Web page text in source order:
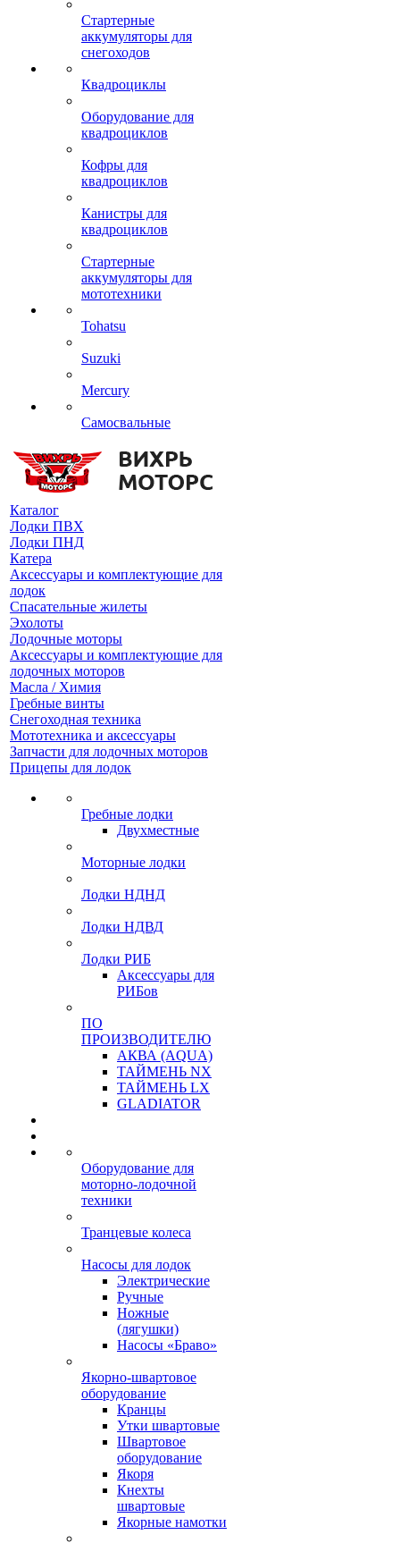
Стартерные
аккумуляторы для
снегоходов
Квадроциклы
Оборудование для
квадроциклов
Кофры для
квадроциклов
Канистры для
квадроциклов
Стартерные
аккумуляторы для
мототехники
Tohatsu
Suzuki
Mercury
Самосвальные
Каталог
Лодки ПВХ
Лодки ПНД
Катера
Аксессуары и комплектующие для
лодок
Спасательные жилеты
Эхолоты
Лодочные моторы
Аксессуары и комплектующие для
лодочных моторов
Масла / Химия
Гребные винты
Снегоходная техника
Мототехника и аксессуары
Запчасти для лодочных моторов
Прицепы для лодок
Гребные лодки
Двухместные
Моторные лодки
Лодки НДНД
Лодки НДВД
Лодки РИБ
Аксессуары для
РИБов
ПО
ПРОИЗВОДИТЕЛЮ
АКВА (AQUA)
ТАЙМЕНЬ NX
ТАЙМЕНЬ LX
GLADIATOR
Оборудование для
моторно-лодочной
техники
Транцевые колеса
Насосы для лодок
Электрические
Ручные
Ножные
(лягушки)
Насосы «Браво»
Якорно-швартовое
оборудование
Кранцы
Утки швартовые
Швартовое
оборудование
Якоря
Кнехты
швартовые
Якорные намотки